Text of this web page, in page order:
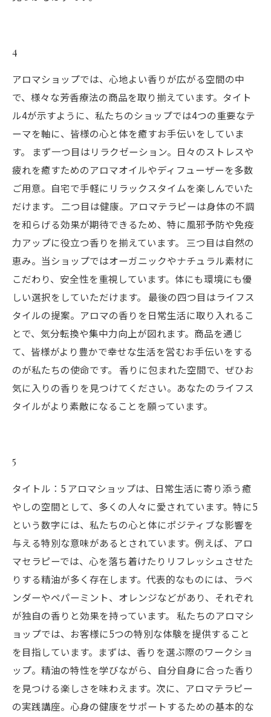
4
アロマショップでは、心地よい香りが広がる空間の中
で、様々な芳香療法の商品を取り揃えています。タイト
ル4が示すように、私たちのショップでは4つの重要なテ
ーマを軸に、皆様の心と体を癒すお手伝いをしていま
す。 まず一つ目はリラクゼーション。日々のストレスや
疲れを癒すためのアロマオイルやディフューザーを多数
ご用意。自宅で手軽にリラックスタイムを楽しんでいた
だけます。 二つ目は健康。アロマテラピーは身体の不調
を和らげる効果が期待できるため、特に風邪予防や免疫
力アップに役立つ香りを揃えています。 三つ目は自然の
恵み。当ショップではオーガニックやナチュラル素材に
こだわり、安全性を重視しています。体にも環境にも優
しい選択をしていただけます。 最後の四つ目はライフス
タイルの提案。アロマの香りを日常生活に取り入れるこ
とで、気分転換や集中力向上が図れます。商品を通じ
て、皆様がより豊かで幸せな生活を営むお手伝いをする
のが私たちの使命です。 香りに包まれた空間で、ぜひお
気に入りの香りを見つけてください。あなたのライフス
タイルがより素敵になることを願っています。
5
タイトル：5 アロマショップは、日常生活に寄り添う癒
やしの空間として、多くの人々に愛されています。特に5
という数字には、私たちの心と体にポジティブな影響を
与える特別な意味があるとされています。例えば、アロ
マセラピーでは、心を落ち着けたりリフレッシュさせた
りする精油が多く存在します。代表的なものには、ラベ
ンダーやペパーミント、オレンジなどがあり、それぞれ
が独自の香りと効果を持っています。 私たちのアロマシ
ョップでは、お客様に5つの特別な体験を提供すること
を目指しています。まずは、香りを選ぶ際のワークショ
ップ。精油の特性を学びながら、自分自身に合った香り
を見つける楽しさを味わえます。次に、アロマテラピー
の実践講座。心身の健康をサポートするための基本的な